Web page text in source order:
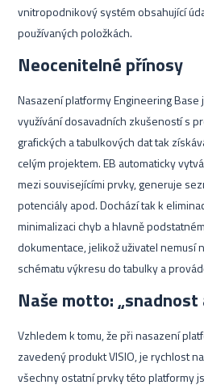
vnitropodnikový systém obsahující
používaných položkách.
Neocenitelné přínosy
Nasazení platformy Engineering Base
využívání dosavadních zkušeností s
grafických a tabulkových dat tak
celým projektem. EB automaticky
mezi souvisejícími prvky, generuje
potenciály apod. Dochází tak k
minimalizaci chyb a hlavně
dokumentace, jelikož uživatel nemusí
schématu výkresu do tabulky a
Naše motto:
Vzhledem k tomu, že při nasazení
zavedený produkt VISIO, je rychlost
všechny ostatní prvky této platformy